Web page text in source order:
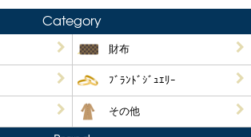
Category
財布
ﾌﾞﾗﾝﾄﾞｼﾞｭｴﾘｰ
その他